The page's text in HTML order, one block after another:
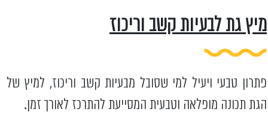
מיץ גת לבעיות קשב וריכוז
פתרון טבעי ויעיל למי שסובל מבעיות קשב וריכוז, למיץ של
הגת תכונה מופלאה וטבעית המסייעת להתרכז לאורך זמן.